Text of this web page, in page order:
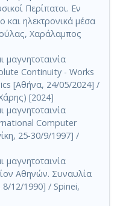
Περίπατοι. Εν
και ηλεκτρονικά μέσα
Χαράλαμπος
μαγνητοταινία
Continuity - Works
[Αθήνα, 24/05/2024] /
[2024]
μαγνητοταινία
Computer
25-30/9/1997] /
μαγνητοταινία
Αθηνών. Συναυλία
12/1990] / Spinei,